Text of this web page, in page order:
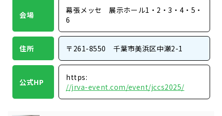
会場
幕張メッセ 展示ホール1・2・3・4・5・
6
住所 〒261-8550 千葉市美浜区中瀬2-1
公式HP
https:
//jrva-event.com/event/jccs2025/